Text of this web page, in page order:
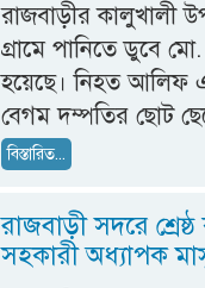
রাজবাড়ীর কালুখালী
গ্রামে পানিতে ডুবে
হয়েছে। নিহত আলিফ
বেগম দম্পতির ছোট
বিস্তারিত...
রাজবাড়ী সদরে
সহকারী অধ্যাপক